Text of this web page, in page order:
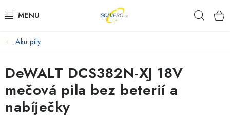
na
AKU NÁŘADÍ
ELEKTRICKÉ NÁŘADÍ
PŘÍSLUŠENSTVÍ
Aku pily
DeWALT DCS382N-XJ 18V
mečová pila bez beterií a
nabíječky